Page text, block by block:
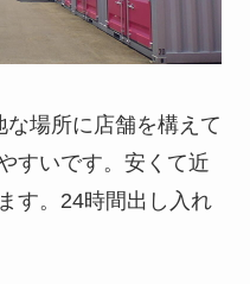
場所に店舗を構えて
すいです。安くて近
す。24時間出し入れ